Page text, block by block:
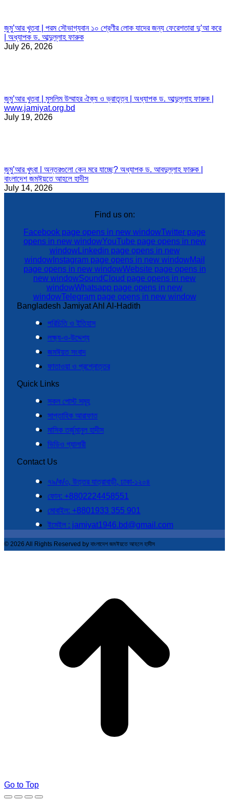
জুমু’আর খুতবা | পরম সৌভাগ্যবান ১০ শ্রেণীর লোক যাদের জন্য ফেরেশতারা দু’আ করে
| অধ্যাপক ড. আব্দুল্লাহ ফারুক
July 26, 2026
জুমু’আর খুতবা | মুসলিম উম্মাহর ঐক্য ও ভ্রাতৃত্ব | অধ্যাপক ড. আব্দুল্লাহ ফারুক |
www.jamiyat.org.bd
July 19, 2026
জুমু’আর খুৎবা | অন্তরগুলো কেন মরে যাচ্ছে? অধ্যাপক ড. আবদুল্লাহ ফারুক |
বাংলাদেশ জমঈয়তে আহলে হাদীস
July 14, 2026
Find us on:
Facebook page opens in new windowTwitter page
opens in new windowYouTube page opens in new
windowLinkedin page opens in new
windowInstagram page opens in new windowMail
page opens in new windowWebsite page opens in
new windowSoundCloud page opens in new
windowWhatsapp page opens in new
windowTelegram page opens in new window
Bangladesh Jamiyat Ahl Al-Hadith
পরিচিতি ও ইতিহাস
লক্ষ্য-ও-উদ্দেশ্য
জমঈয়ত সংবাদ
ফাতাওয়া ও প্রশ্নোত্তর
Quick Links
সকল পোস্ট সমূহ
সাপ্তাহিক আরাফাত
মাসিক তর্জুমানুল হাদীস
ভিডিও গ্যালারী
Contact Us
৭৯/ক/৩, উত্তর যাত্রাবাড়ী, ঢাকা-১২০৪
ফোন: +8802224458551
মোবাইল: +8801933 355 901
ইমেইল : jamiyat1946.bd@gmail.com
© 2026 All Rights Reserved by বাংলাদেশ জমঈয়তে আহলে হাদীস
Go to Top